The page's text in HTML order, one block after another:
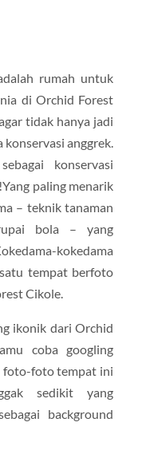
rumah untuk
di Orchid Forest
tidak hanya jadi
anggrek.
konservasi
paling menarik
– teknik tanaman
bola – yang
kokedama
tempat berfoto
Cikole.
ikonik dari Orchid
coba googling
foto-foto tempat ini
sedikit yang
background